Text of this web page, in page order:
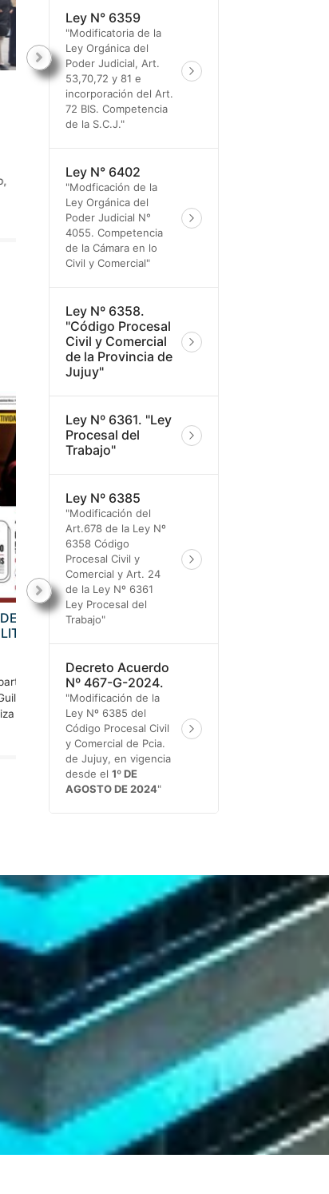
DÍA DE LA INDEPENDENCIA: EL DR. LISANDRO
AGUIAR PARTICIPÓ DEL ACTO OFICIAL EN
HUMAHUACA
El juez de la Suprema Corte de Justicia, Dr. Lisandro
participó del acto oficial organizado por el Gobierno de la
Provincia para conmemorar el 210º aniversario de la
Declaración ...
DISPOSITIVO DE REFERENTES DE CUIDADO Y
31 julio, 2026
La publicación por parte de la Escuela de Capacitación del
Poder Judicial “Dr. Guillermo Snopek” de la capacitación
precedente, se realiza con el único objeto de informar a
operadores ...
Ley N° 6359
"Modificatoria de la
Ley Orgánica del
Poder Judicial, Art.
53,70,72 y 81 e
incorporación del Art.
72 BIS. Competencia
de la S.C.J."
Ley N° 6402
"Modficación de la
Ley Orgánica del
Poder Judicial N°
4055. Competencia
de la Cámara en lo
Civil y Comercial"
Ley Nº 6358.
"Código Procesal
Civil y Comercial
de la Provincia de
Jujuy"
Ley Nº 6361. "Ley
Procesal del
Trabajo"
Ley Nº 6385
"Modificación del
Art.678 de la Ley Nº
6358 Código
Procesal Civil y
Comercial y Art. 24
de la Ley Nº 6361
Ley Procesal del
Trabajo"
Decreto Acuerdo
Nº 467-G-2024.
"Modificación de la
Ley Nº 6385 del
Código Procesal Civil
y Comercial de Pcia.
de Jujuy, en vigencia
desde el 1º DE
AGOSTO DE 2024"